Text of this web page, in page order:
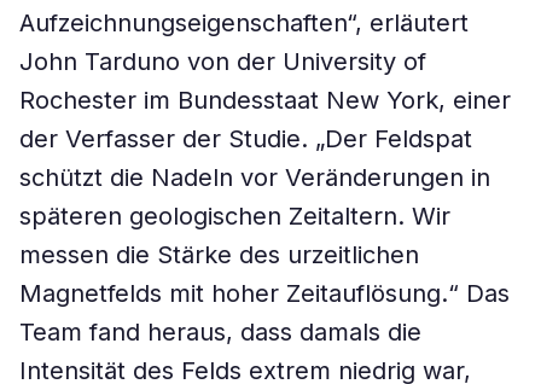
Aufzeichnungseigenschaften“, erläutert
John Tarduno von der University of
Rochester im Bundesstaat New York, einer
der Verfasser der Studie. „Der Feldspat
schützt die Nadeln vor Veränderungen in
späteren geologischen Zeitaltern. Wir
messen die Stärke des urzeitlichen
Magnetfelds mit hoher Zeitauflösung.“ Das
Team fand heraus, dass damals die
Intensität des Felds extrem niedrig war,